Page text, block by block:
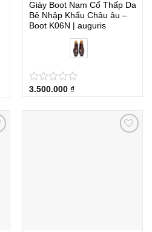
Giày Boot Nam Cổ Thấp Da
Bê Nhập Khẩu Châu âu –
Boot K06N | auguris
★
★
★
★
★
3.500.000 ₫